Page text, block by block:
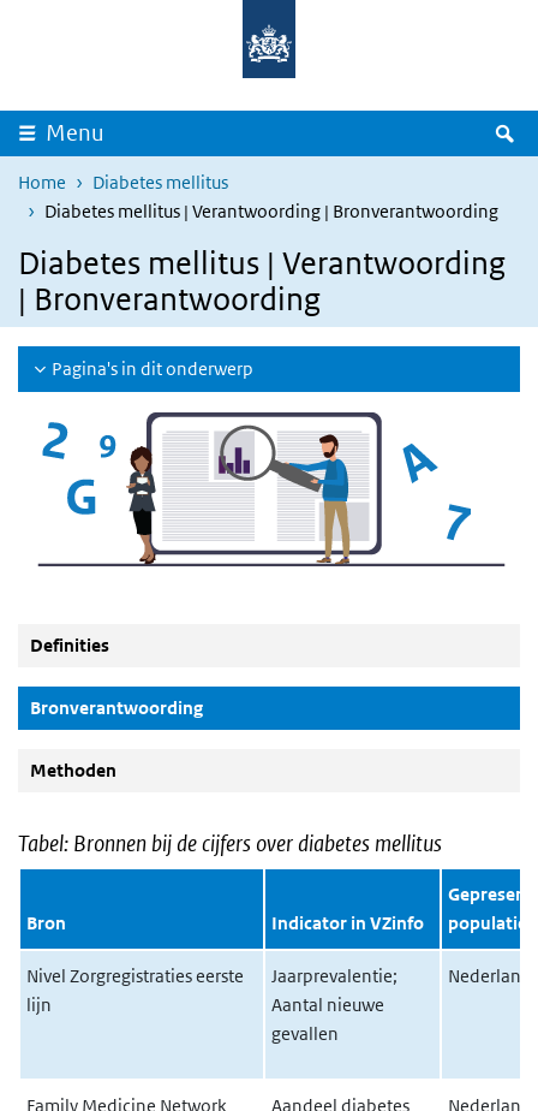
Overslaan en naar de inhoud gaan
Menu
Home
Diabetes mellitus
Diabetes mellitus | Verantwoording | Bronverantwoording
Diabetes mellitus | Verantwoording
| Bronverantwoording
Pagina's in dit onderwerp
Definities
Bronverantwoording(Actieve knop)
Methoden
Tabel: Bronnen bij de cijfers over diabetes mellitus
Bron Indicator in VZinfo
populatie
Nivel Zorgregistraties eerste
lijn
Jaarprevalentie;
Aantal nieuwe
gevallen
Family Medicine Network
Aandeel diabetes